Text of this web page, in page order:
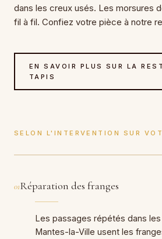
dans les creux usés. Les morsures
fil à fil. Confiez votre pièce à notre
EN SAVOIR PLUS SUR LA
TAPIS
SELON L'INTERVENTION SUR
01Réparation des franges
Les passages répétés dans
Mantes-la-Ville usent les